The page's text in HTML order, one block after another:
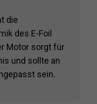
die
des E-Foil
Motor sorgt für
und sollte an
sein.